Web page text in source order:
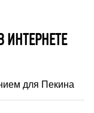
ИНТЕРНЕТЕ
для Пекина